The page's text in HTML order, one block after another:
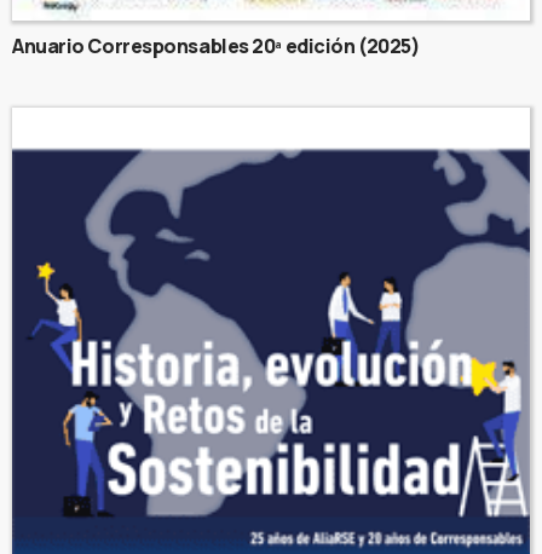
Anuario Corresponsables 20ª edición (2025)